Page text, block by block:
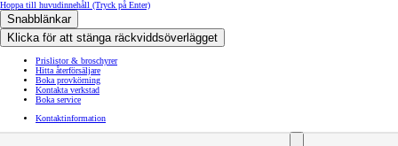
Hoppa till huvudinnehåll (Tryck på Enter)
Snabblänkar
Klicka för att stänga räckviddsöverlägget
Prislistor & broschyrer
Hitta återförsäljare
Boka provkörning
Kontakta verkstad
Boka service
Kontaktinformation